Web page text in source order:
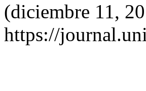
(diciembre 11,
https://